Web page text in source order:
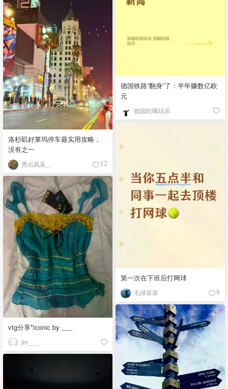
德国铁路“翻身”了：半年赚数亿欧
元
德国吃喝玩乐
洛杉矶好莱坞停车最实用攻略，
没有之一
秀出风采_ 12
第一次在下班后打网球
毛球茶茶 9
vtg分享*iconic by ___
jin___